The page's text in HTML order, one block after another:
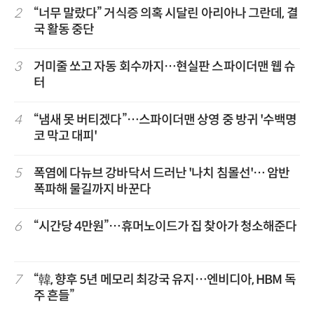
2
“너무 말랐다” 거식증 의혹 시달린 아리아나 그란데, 결
국 활동 중단
3
거미줄 쏘고 자동 회수까지…현실판 스파이더맨 웹 슈
터
4
“냄새 못 버티겠다”…스파이더맨 상영 중 방귀 '수백명
코 막고 대피'
5
폭염에 다뉴브 강바닥서 드러난 '나치 침몰선'… 암반
폭파해 물길까지 바꾼다
6 “시간당 4만원”…휴머노이드가 집 찾아가 청소해준다
7
“韓, 향후 5년 메모리 최강국 유지…엔비디아, HBM 독
주 흔들”